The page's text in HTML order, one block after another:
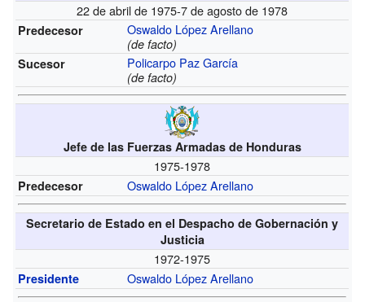
22 de abril de 1975-7 de agosto de 1978
Predecesor Oswaldo López Arellano
(de facto)
Sucesor
Policarpo Paz García
(de facto)
Jefe de las Fuerzas Armadas de Honduras
1975-1978
Predecesor Oswaldo López Arellano
Secretario de Estado en el Despacho de Gobernación y
Justicia
1972-1975
Presidente Oswaldo López Arellano